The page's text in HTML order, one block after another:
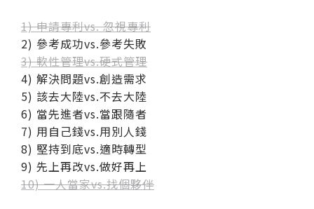
1) 申請專利vs. 忽視專利
2) 參考成功vs.參考失敗
3) 軟性管理vs.硬式管理
4) 解決問題vs.創造需求
5) 該去大陸vs.不去大陸
6) 當先進者vs.當跟隨者
7) 用自己錢vs.用別人錢
8) 堅持到底vs.適時轉型
9) 先上再改vs.做好再上
10) 一人當家vs.找個夥伴